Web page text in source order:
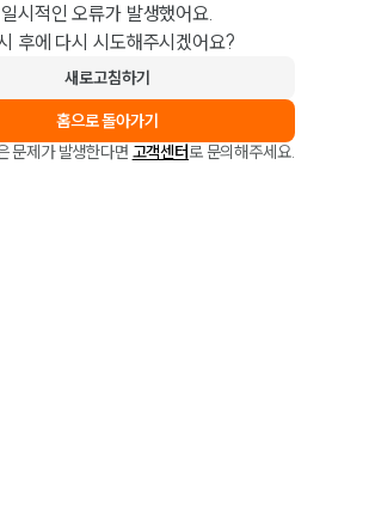
일시적인 오류가 발생했어요.
후에 다시 시도해주시겠어요?
새로고침하기
홈으로 돌아가기
문제가 발생한다면 고객센터로 문의해주세요.